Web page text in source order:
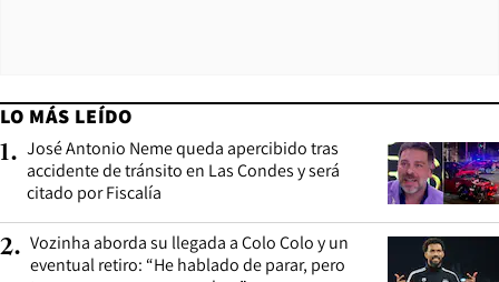
LO MÁS LEÍDO
1. José Antonio Neme queda apercibido tras
accidente de tránsito en Las Condes y será
citado por Fiscalía
2. Vozinha aborda su llegada a Colo Colo y un
eventual retiro: “He hablado de parar, pero